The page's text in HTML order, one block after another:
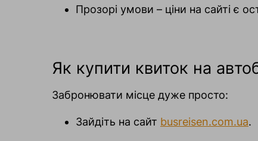
Прозорі умови – ціни на сайті є
Як купити квиток на
Забронювати місце дуже просто:
Зайдіть на сайт busreisen.com.ua.